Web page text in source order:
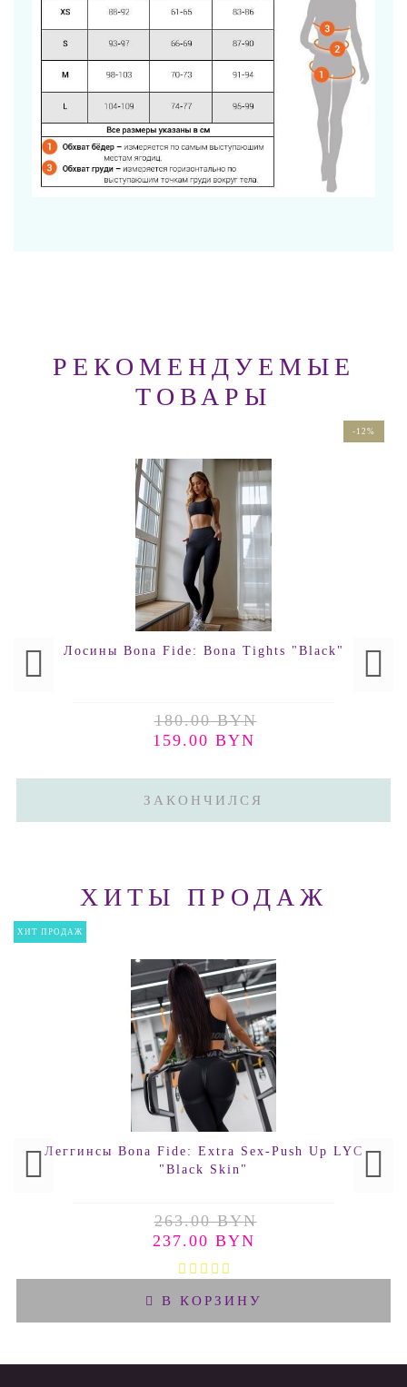
РЕКОМЕНДУЕМЫЕ
ТОВАРЫ
-12%
Лосины Bona Fide: Bona Tights "Black"
180.00 BYN
159.00 BYN
ЗАКОНЧИЛСЯ
ХИТЫ ПРОДАЖ
ХИТ ПРОДАЖ
Леггинсы Bona Fide: Extra Sex-Push Up LYC
"Black Skin"
263.00 BYN
237.00 BYN
В КОРЗИНУ